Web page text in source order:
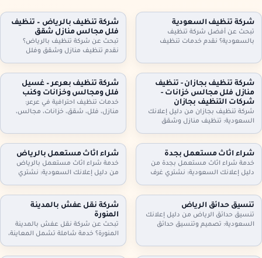
شركة تنظيف السعودية
تبحث عن أفضل شركة تنظيف
بالسعودية؟ نقدم خدمات تنظيف
تنافسية. اطلب خدمتك الآن!
شركة تنظيف بالرياض – تنظيف
فلل مجالس منازل شقق
تبحث عن شركة تنظيف بالرياض؟
نقدم تنظيف منازل وشقق وفلل
وعقود دورية للمنازل والمكاتب. اطلب
تقييمًا مجانيًا وتفاصيل السعر حسب
المساحة والخدمة.
شركة تنظيف بجازان - تنظيف
منازل فلل مجالس خزانات -
شركات التنظيف بجازان
شركة تنظيف بجازان من دليل إعلانك
السعودية: تنظيف منازل وشقق
وتعقيم الخزانات. خدمة مرنة وزيارات
دورية وعقود للمنشآت. اتصل الآن
لحجز الموعد.
شركة تنظيف بعرعر – غسيل
فلل ومجالس وخزانات وكنب
خدمات تنظيف احترافية في عرعر:
منازل، فلل، شقق، خزانات، مجالس،
شراء اثاث مستعمل بجدة
خدمة شراء اثاث مستعمل بجدة من
دليل إعلانك السعودية: نشتري غرف
وتقييم عادل، فك ونقل سريع،
واستلام فوري. تواصل الآن لتحديد
الموعد.
شراء اثاث مستعمل بالرياض
خدمة شراء اثاث مستعمل بالرياض
من دليل إعلانك السعودية: نشتري
مكاتب، ومحتويات شقق وفلل كاملة.
معاينة وتقييم عادل، فك ونقل،
واستلام سريع. تواصل الآن.
تنسيق حدائق الرياض
تنسيق حدائق الرياض من دليل إعلانك
السعودية: تصميم وتنسيق حدائق
شركة نقل عفش بالمدينة
المنورة
تبحث عن شركة نقل عفش بالمدينة
المنورة؟ خدمة شاملة تشمل المعاينة،